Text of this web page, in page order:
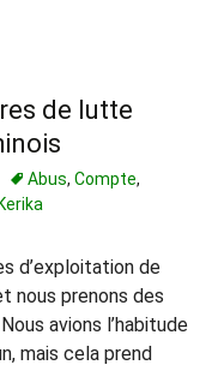
de lutte
Abus, Compte,
Kerika
d’exploitation de
nous prenons des
avions l’habitude
mais cela prend